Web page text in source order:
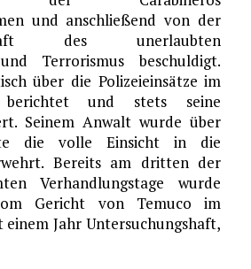
und anschließend von der
des unerlaubten
Terrorismus beschuldigt.
über die Polizeieinsätze im
berichtet und stets seine
Seinem Anwalt wurde über
die volle Einsicht in die
Bereits am dritten der
Verhandlungstage wurde
Gericht von Temuco im
einem Jahr Untersuchungshaft,